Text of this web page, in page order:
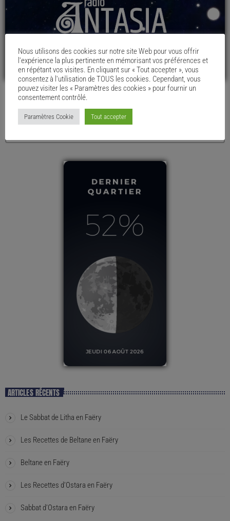
LE MENU DU CHAUDRON
ARTICLES RÉCENTS
Le Sabbat de Litha en Faëry
Les Recettes de Beltane en Faëry
Beltane en Faëry
Les Recettes d’Ostara en Faëry
Sabbat d’Ostara en Faëry
Nous utilisons des cookies sur notre site Web pour vous offrir
l'expérience la plus pertinente en mémorisant vos préférences et
en répétant vos visites. En cliquant sur « Tout accepter », vous
consentez à l'utilisation de TOUS les cookies. Cependant, vous
pouvez visiter les « Paramètres des cookies » pour fournir un
consentement contrôlé.
Paramètres Cookie Tout accepter